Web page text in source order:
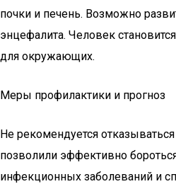
почки и печень. Возможно
энцефалита. Человек
для окружающих.
Меры профилактики и прогноз
Не рекомендуется
позволили эффективно
инфекционных заболеваний и